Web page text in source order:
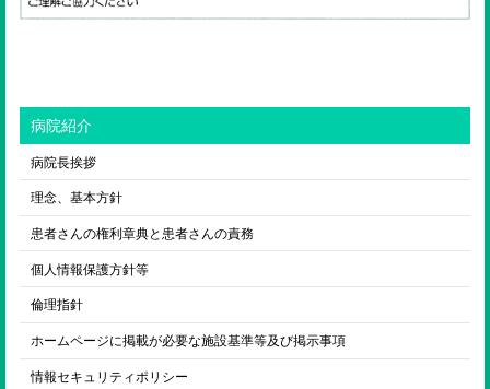
病院紹介
病院長挨拶
理念、基本方針
患者さんの権利章典と患者さんの責務
個人情報保護方針等
倫理指針
ホームページに掲載が必要な施設基準等及び掲示事項
情報セキュリティポリシー